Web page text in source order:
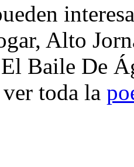
Alto
Baile De
toda la